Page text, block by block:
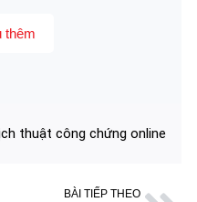
thêm
thuật công chứng online
BÀI TIẾP THEO